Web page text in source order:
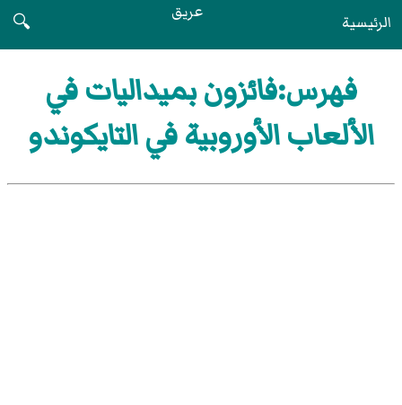
الرئيسية عريق
🔍
فهرس:فائزون بميداليات في
الألعاب الأوروبية في التايكوندو